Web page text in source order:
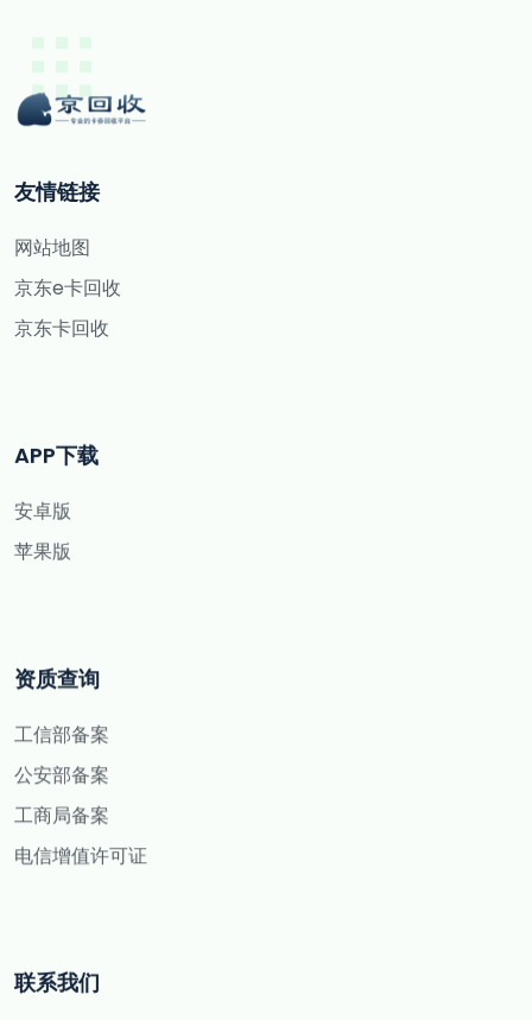
友情链接
网站地图
京东e卡回收
京东卡回收
APP下载
安卓版
苹果版
资质查询
工信部备案
公安部备案
工商局备案
电信增值许可证
联系我们